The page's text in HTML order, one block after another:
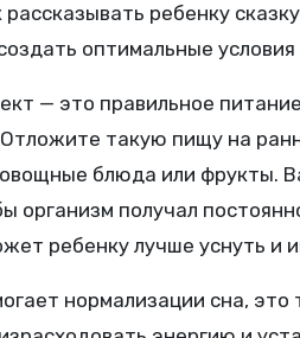
ребенку
оптимальные
— это правильное
такую пищу на
блюда или фрукты.
получал
ребенку лучше уснуть и
нормализации сна,